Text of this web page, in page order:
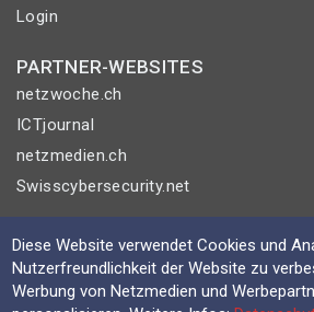
Login
PARTNER-WEBSITES
netzwoche.ch
ICTjournal
netzmedien.ch
Swisscybersecurity.net
© NETZMEDIEN AG 2026
Impressum
AGB
Diese Website verwendet Cookies und
Nutzerfreundlichkeit der Website zu
Werbung von Netzmedien und